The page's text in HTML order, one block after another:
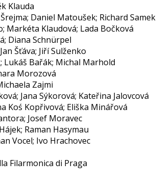
Klauda
Daniel Matoušek; Richard Samek
Markéta Klaudová; Lada Bočková
Diana Schnürpel
Šťáva; Jiří Sulženko
Lukáš Bařák; Michal Marhold
Morozová
Zajmi
Jana Sýkorová; Kateřina Jalovcová
Koś Kopřivová; Eliška Minářová
Josef Moravec
Raman Hasymau
Vocel; Ivo Hrachovec
Filarmonica di Praga